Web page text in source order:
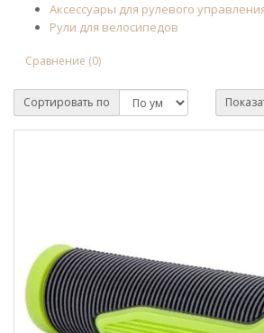
Аксессуары для рулевого
Рули для велосипедов
Сравнение (0)
Сортировать по